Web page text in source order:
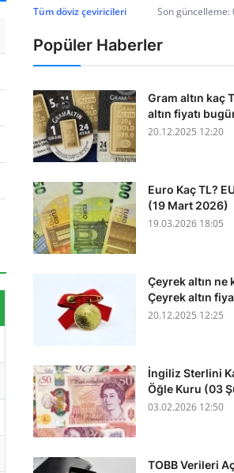
Tüm döviz çeviricileri Son güncelleme:
Popüler Haberler
Gram altın kaç
altın fiyatı
20.12.2025 12:20
Euro Kaç TL?
(19 Mart 2026)
19.03.2026 18:05
Çeyrek altın ne
Çeyrek altın
20.12.2025 12:25
İngiliz Sterlini
Öğle Kuru (03
03.02.2026 12:50
TOBB Verileri